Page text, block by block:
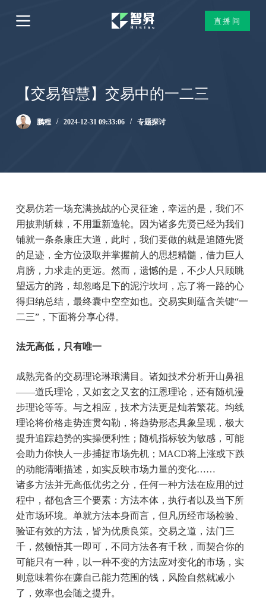
跳
过
直播间
【交易智慧】交易中的一二三
鹏程 2024-12-31 09:33:06 专题探讨
交易仿若一场充满挑战的心灵征途，幸运的是，我们不
用披荆斩棘，不用重新造轮。因为诸多先贤已经为我们
铺就一条条康庄大道，此时，我们要做的就是追随先贤
的足迹，全方位汲取并掌握前人的思想精髓，借力巨人
肩膀，力求走的更远。然而，遗憾的是，不少人只顾眺
望远方的路，却忽略足下的泥泞坎坷，忘了将一路的心
得归纳总结，最终囊中空空如也。交易实则蕴含关键“一
二三”，下面将分享心得。
法无高低，只有唯一
成熟完备的交易理论琳琅满目。诸如技术分析开山鼻祖
——道氏理论，又如玄之又玄的江恩理论，还有随机漫
步理论等等。与之相应，技术方法更是灿若繁花。均线
理论将价格走势连贯勾勒，将趋势形态具象呈现，极大
提升追踪趋势的实操便利性；随机指标较为敏感，可能
会助力你快人一步捕捉市场先机；MACD将上涨或下跌
的动能清晰描述，如实反映市场力量的变化……
诸多方法并无高低优劣之分，任何一种方法在应用的过
程中，都包含三个要素：方法本体，执行者以及当下所
处市场环境。单就方法本身而言，但凡历经市场检验、
验证有效的方法，皆为优质良策。交易之道，法门三
千，然顿悟其一即可，不同方法各有千秋，而契合你的
可能只有一种，以一种不变的方法应对变化的市场，实
则意味着你在赚自己能力范围的钱，风险自然就减小
了，效率也会随之提升。